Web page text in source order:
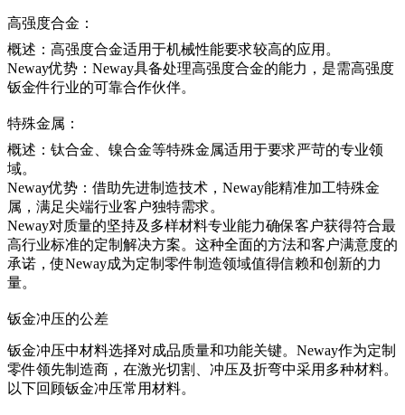
高强度合金：
概述：高强度合金适用于机械性能要求较高的应用。
Neway优势：Neway具备处理高强度合金的能力，是需高强度
钣金件行业的可靠合作伙伴。
特殊金属：
概述：钛合金、镍合金等特殊金属适用于要求严苛的专业领
域。
Neway优势：借助先进制造技术，Neway能精准加工特殊金
属，满足尖端行业客户独特需求。
Neway对质量的坚持及多样材料专业能力确保客户获得符合最
高行业标准的定制解决方案。这种全面的方法和客户满意度的
承诺，使Neway成为定制零件制造领域值得信赖和创新的力
量。
钣金冲压的公差
钣金冲压中材料选择对成品质量和功能关键。Neway作为定制
零件领先制造商，在激光切割、冲压及折弯中采用多种材料。
以下回顾钣金冲压常用材料。